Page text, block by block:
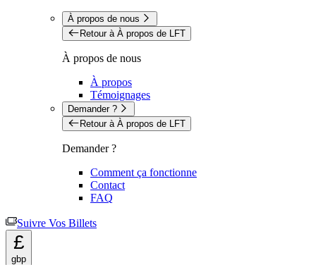
À propos de nous
Retour à À propos de LFT
À propos de nous
À propos
Témoignages
Demander ?
Retour à À propos de LFT
Demander ?
Comment ça fonctionne
Contact
FAQ
Suivre Vos Billets
£
gbp